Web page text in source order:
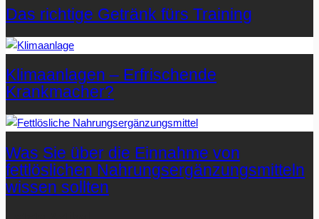
Das richtige Getränk fürs Training
Klimaanlagen – Erfrischende
Krankmacher?
Was Sie über die Einnahme von
fettlöslichen Nahrungsergänzungsmitteln
wissen sollten